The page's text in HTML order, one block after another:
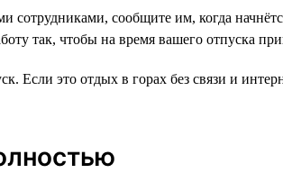
сотрудниками, сообщите им, когда
так, чтобы на время вашего отпуска
Если это отдых в горах без связи и